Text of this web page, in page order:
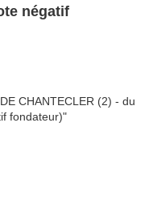
négatif